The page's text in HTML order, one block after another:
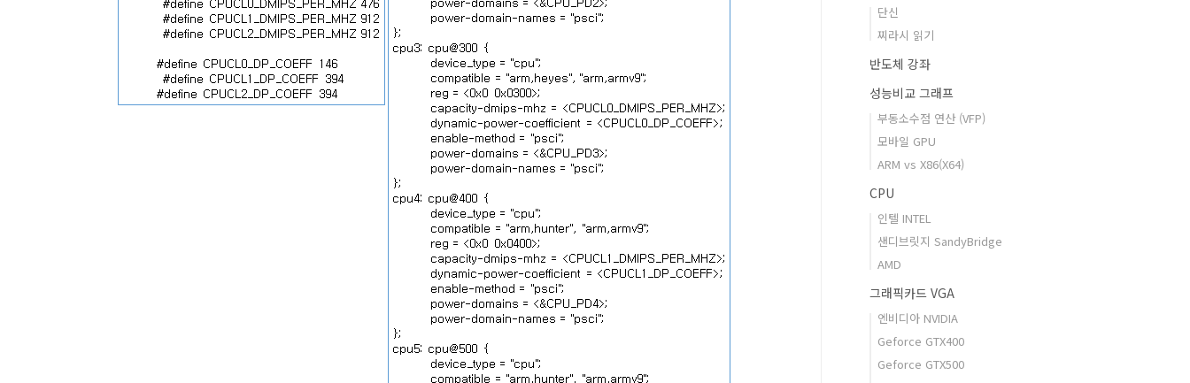
단신
찌라시 읽기
반도체 강좌
성능비교 그래프
부동소수점 연산 (VFP)
모바일 GPU
ARM vs X86(X64)
CPU
인텔 INTEL
샌디브릿지 SandyBridge
AMD
그래픽카드 VGA
엔비디아 NVIDIA
Geforce GTX400
Geforce GTX500